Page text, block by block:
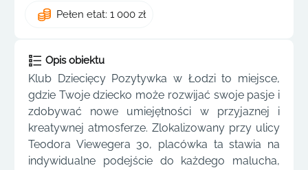
Pełen etat: 1 000 zł
Opis obiektu
Klub Dziecięcy Pozytywka w Łodzi to miejsce,
gdzie Twoje dziecko może rozwijać swoje pasje i
zdobywać nowe umiejętności w przyjaznej i
kreatywnej atmosferze. Zlokalizowany przy ulicy
Teodora Viewegera 30, placówka ta stawia na
indywidualne podejście do każdego malucha,